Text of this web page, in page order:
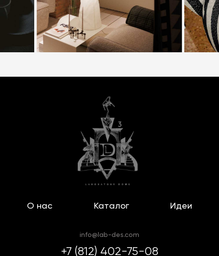
интерьер.
О нас Каталог Идеи
info@lab-des.com
+7 (812) 402-75-08